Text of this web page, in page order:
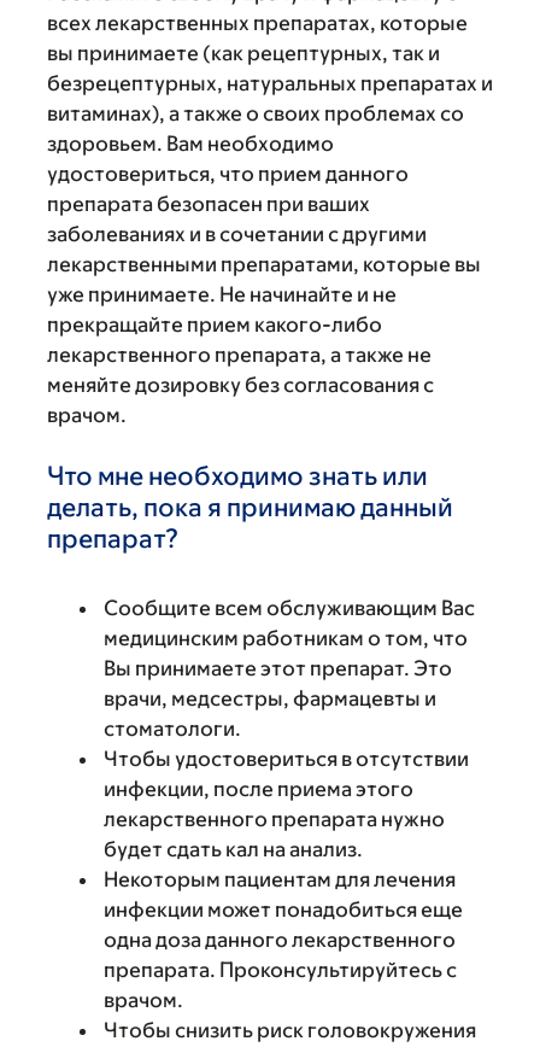
всех лекарственных препаратах, которые
вы принимаете (как рецептурных, так и
безрецептурных, натуральных препаратах и
витаминах), а также о своих проблемах со
здоровьем. Вам необходимо
удостовериться, что прием данного
препарата безопасен при ваших
заболеваниях и в сочетании с другими
лекарственными препаратами, которые вы
уже принимаете. Не начинайте и не
прекращайте прием какого-либо
лекарственного препарата, а также не
меняйте дозировку без согласования с
врачом.
Что мне необходимо знать или
делать, пока я принимаю данный
препарат?
Сообщите всем обслуживающим Вас
медицинским работникам о том, что
Вы принимаете этот препарат. Это
врачи, медсестры, фармацевты и
стоматологи.
Чтобы удостовериться в отсутствии
инфекции, после приема этого
лекарственного препарата нужно
будет сдать кал на анализ.
Некоторым пациентам для лечения
инфекции может понадобиться еще
одна доза данного лекарственного
препарата. Проконсультируйтесь с
врачом.
Чтобы снизить риск головокружения